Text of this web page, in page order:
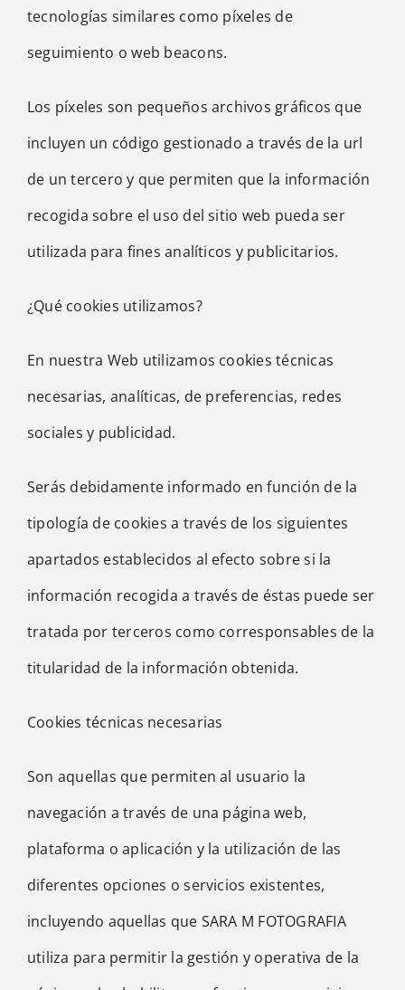
tecnologías similares como píxeles de
seguimiento o web beacons.
Los píxeles son pequeños archivos gráficos que
incluyen un código gestionado a través de la url
de un tercero y que permiten que la información
recogida sobre el uso del sitio web pueda ser
utilizada para fines analíticos y publicitarios.
¿Qué cookies utilizamos?
En nuestra Web utilizamos cookies técnicas
necesarias, analíticas, de preferencias, redes
sociales y publicidad.
Serás debidamente informado en función de la
tipología de cookies a través de los siguientes
apartados establecidos al efecto sobre si la
información recogida a través de éstas puede ser
tratada por terceros como corresponsables de la
titularidad de la información obtenida.
Cookies técnicas necesarias
Son aquellas que permiten al usuario la
navegación a través de una página web,
plataforma o aplicación y la utilización de las
diferentes opciones o servicios existentes,
incluyendo aquellas que SARA M FOTOGRAFIA
utiliza para permitir la gestión y operativa de la